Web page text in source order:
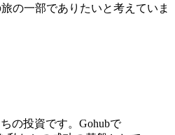
の一部でありたいと考えていま
の投資です。Gohubで